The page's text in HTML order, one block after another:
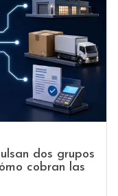
dos grupos
cobran las